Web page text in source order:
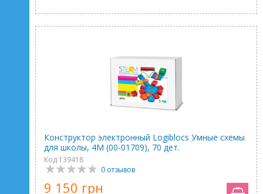
Конструктор электронный Logiblocs Умные схемы
для школы, 4M (00-01709), 70 дет.
Код 139418
0 отзывов
9 150 грн